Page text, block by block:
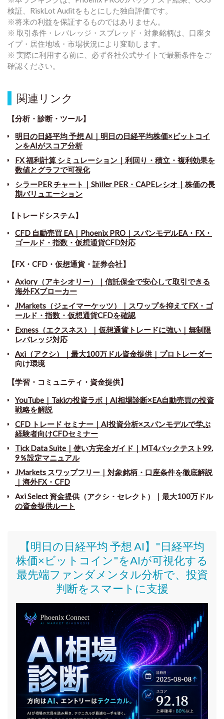
検証、RiskLot Auditをもとにした独自評価です。
※将来の利益を保証するものではありません。
※ 取引条件・レバレッジ・スプレッド・対象銘柄は、口座タ
イプ・居住地域・市場状況により変動します。
※ 実際に利用する前に、必ず各社公式サイトで最新条件をご
確認ください。
関連リンク
【分析・診断・ツール】
明日の日経平均 予想 AI｜明日の日経平均株価×ビットコイ
ンをAIがスコア分析
FX 福利計算 シミュレーション｜利回り・積立・複利効果を
数値とグラフで可視化
シラーPER チャート ｜ Shiller PER・CAPEレシオ｜株価の長
期バリュエーション
【トレードシステム】
CFD 自動売買 EA｜Phoenix PRO｜スパンモデルEA・FX・
ゴールド・指数・仮想通貨CFD対応
【FX・CFD・仮想通貨・証券会社】
Axiory（アキシオリー）｜信託保全で安心して取引できる
海外FXブローカー
JMarkets（ジェイマーケッツ）｜スワップを抑えてFX・ゴ
ールド・指数・仮想通貨CFDを確認
Exness（エクスネス）｜仮想通貨トレードに強い｜無制限
レバレッジ対応
Axi（アクシ）｜最大100万ドル資金提供｜プロトレーダー
向け環境
【学習・コミュニティ・資金提供】
YouTube｜Takiの投資ラボ｜AI相場診断×EA自動売買の投資
戦略を解説
CFD トレード セミナー ｜ AI投資分析×スパンモデルで学ぶ
経験者向けCFDセミナー
Tick Data Suite ｜ 使い方完全ガイド｜MT4バックテスト99.
9％設定マニュアル
JMarkets スワップフリー ｜ 対象銘柄・口座条件を徹底解説
｜海外FX・CFD
Axi Select 資金提供（アクシ・セレクト）｜最大100万ドル
の資金提供ルート
【明日の日経平均 予想 AI】"日経平均
株価×ビットコイン"をAIが可視化する
最先端ファンダメンタル分析で、投資
判断をスマートに支援